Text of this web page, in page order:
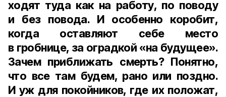
ходят туда как на работу, по поводу
и без повода. И особенно коробит,
когда оставляют себе место
в гробнице, за оградкой «на будущее».
Зачем приближать смерть? Понятно,
что все там будем, рано или поздно.
И уж для покойников, где их положат,